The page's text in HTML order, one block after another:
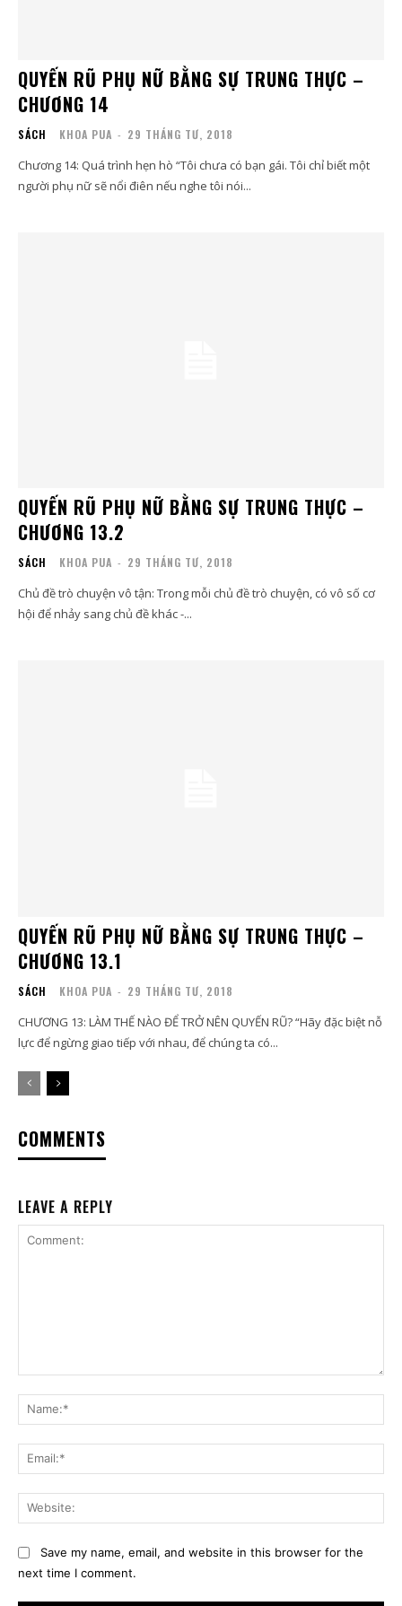
QUYẾN RŨ PHỤ NỮ BẰNG SỰ TRUNG THỰC –
CHƯƠNG 14
SÁCH KHOA PUA - 29 THÁNG TƯ, 2018
Chương 14: Quá trình hẹn hò “Tôi chưa có bạn gái. Tôi chỉ biết một
người phụ nữ sẽ nổi điên nếu nghe tôi nói...
QUYẾN RŨ PHỤ NỮ BẰNG SỰ TRUNG THỰC –
CHƯƠNG 13.2
SÁCH KHOA PUA - 29 THÁNG TƯ, 2018
Chủ đề trò chuyện vô tận: Trong mỗi chủ đề trò chuyện, có vô số cơ
hội để nhảy sang chủ đề khác -...
QUYẾN RŨ PHỤ NỮ BẰNG SỰ TRUNG THỰC –
CHƯƠNG 13.1
SÁCH KHOA PUA - 29 THÁNG TƯ, 2018
CHƯƠNG 13: LÀM THẾ NÀO ĐỂ TRỞ NÊN QUYẾN RŨ? “Hãy đặc biệt nỗ
lực để ngừng giao tiếp với nhau, để chúng ta có...
COMMENTS
LEAVE A REPLY
Save my name, email, and website in this browser for the
next time I comment.